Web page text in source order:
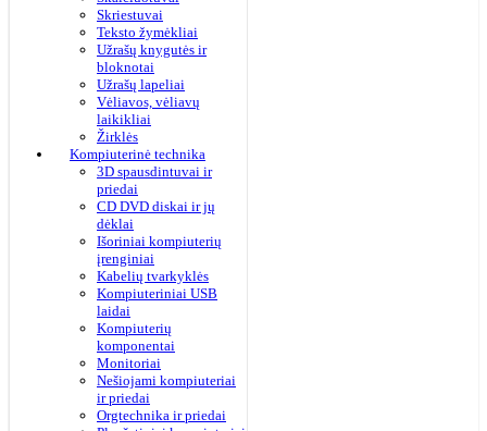
Skriestuvai
Teksto žymėkliai
Užrašų knygutės ir
bloknotai
Užrašų lapeliai
Vėliavos, vėliavų
laikikliai
Žirklės
Kompiuterinė technika
3D spausdintuvai ir
priedai
CD DVD diskai ir jų
dėklai
Išoriniai kompiuterių
įrenginiai
Kabelių tvarkyklės
Kompiuteriniai USB
laidai
Kompiuterių
komponentai
Monitoriai
Nešiojami kompiuteriai
ir priedai
Orgtechnika ir priedai